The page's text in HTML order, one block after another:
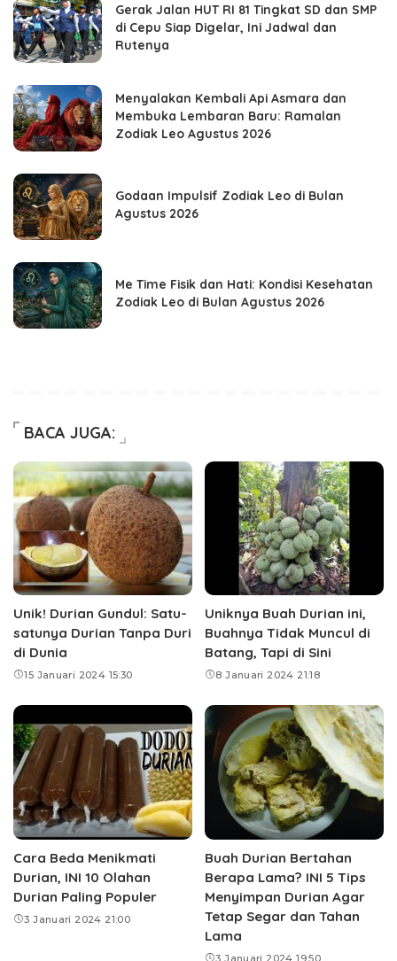
Gerak Jalan HUT RI 81 Tingkat SD dan SMP
di Cepu Siap Digelar, Ini Jadwal dan
Rutenya
Menyalakan Kembali Api Asmara dan
Membuka Lembaran Baru: Ramalan
Zodiak Leo Agustus 2026
Godaan Impulsif Zodiak Leo di Bulan
Agustus 2026
Me Time Fisik dan Hati: Kondisi Kesehatan
Zodiak Leo di Bulan Agustus 2026
BACA JUGA:
Unik! Durian Gundul: Satu-
satunya Durian Tanpa Duri
di Dunia
15 Januari 2024 15:30
Uniknya Buah Durian ini,
Buahnya Tidak Muncul di
Batang, Tapi di Sini
8 Januari 2024 21:18
Cara Beda Menikmati
Durian, INI 10 Olahan
Durian Paling Populer
3 Januari 2024 21:00
Buah Durian Bertahan
Berapa Lama? INI 5 Tips
Menyimpan Durian Agar
Tetap Segar dan Tahan
Lama
3 Januari 2024 19:50